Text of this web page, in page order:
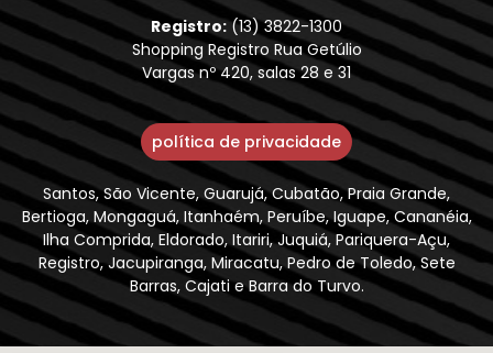
Registro:(13) 3822-1300
Shopping Registro Rua Getúlio
Vargas nº 420, salas 28 e 31
política de privacidade
Santos, São Vicente, Guarujá, Cubatão, Praia Grande,
Bertioga, Mongaguá, Itanhaém, Peruíbe, Iguape, Cananéia,
Ilha Comprida, Eldorado, Itariri, Juquiá, Pariquera-Açu,
Registro, Jacupiranga, Miracatu, Pedro de Toledo, Sete
Barras, Cajati e Barra do Turvo.